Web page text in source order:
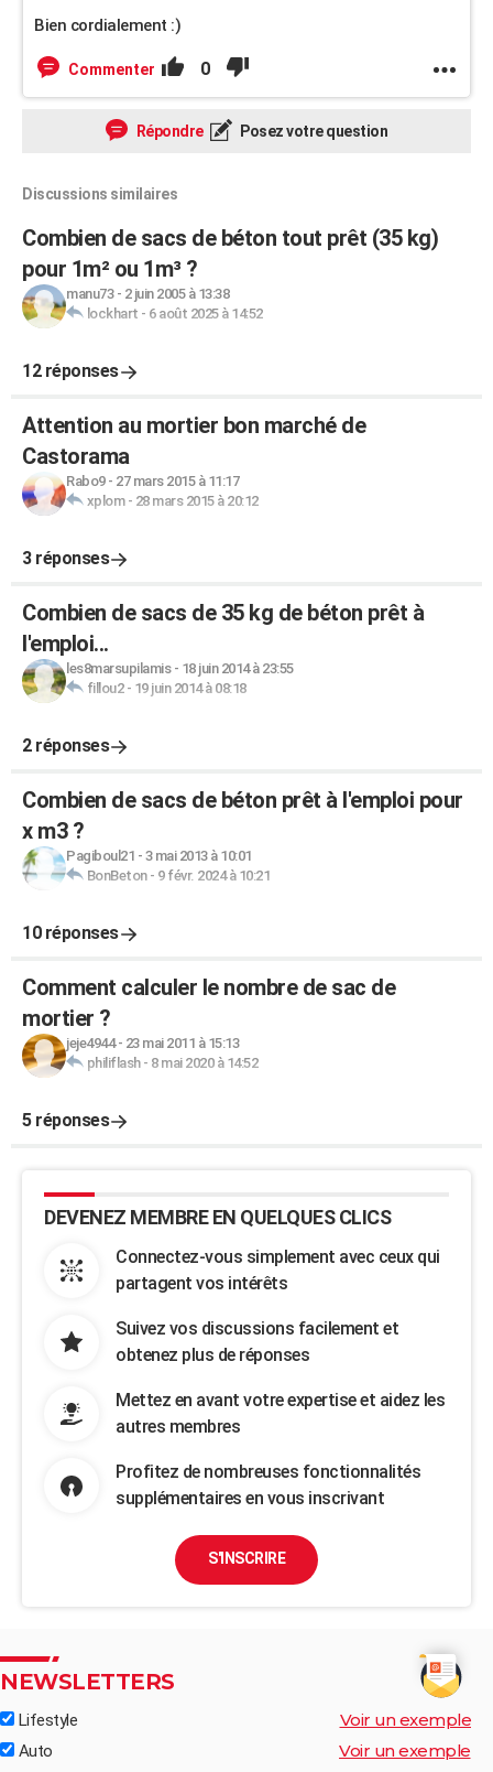
Bien cordialement :)
Commenter 0
Répondre Posez votre question
Discussions similaires
Combien de sacs de béton tout prêt (35 kg)
pour 1m² ou 1m³ ?
manu73- 2 juin 2005 à 13:38
lockhart - 6 août 2025 à 14:52
12 réponses
Attention au mortier bon marché de
Castorama
Rabo9- 27 mars 2015 à 11:17
xplom- 28 mars 2015 à 20:12
3 réponses
Combien de sacs de 35 kg de béton prêt à
l'emploi...
les8marsupilamis- 18 juin 2014 à 23:55
fillou2- 19 juin 2014 à 08:18
2 réponses
Combien de sacs de béton prêt à l'emploi pour
x m3 ?
Pagiboul21 - 3 mai 2013 à 10:01
BonBeton- 9 févr. 2024 à 10:21
10 réponses
Comment calculer le nombre de sac de
mortier ?
jeje4944- 23 mai 2011 à 15:13
philiflash- 8 mai 2020 à 14:52
5 réponses
DEVENEZ MEMBRE EN QUELQUES CLICS
Connectez-vous simplement avec ceux qui
partagent vos intérêts
Suivez vos discussions facilement et
obtenez plus de réponses
Mettez en avant votre expertise et aidez les
autres membres
Profitez de nombreuses fonctionnalités
supplémentaires en vous inscrivant
S'INSCRIRE
NEWSLETTERS
Lifestyle Voir un exemple
Auto
Voir un exemple